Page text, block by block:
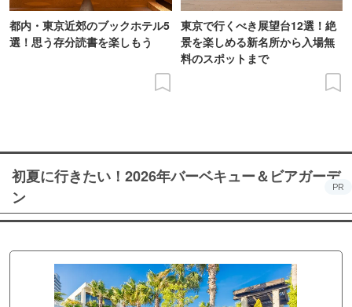
都内・東京近郊のブックホテル5
選！思う存分読書を楽しもう
東京で行くべき展望台12選！絶
景を楽しめる新名所から入場無
料のスポットまで
初夏に行きたい！2026年バーベキュー＆ビアガーデ
ン
PR